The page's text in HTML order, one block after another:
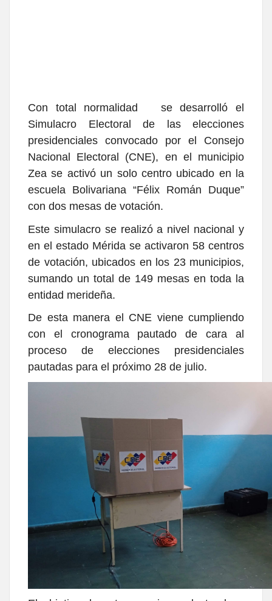
Con total normalidad se desarrolló el
Simulacro Electoral de las elecciones
presidenciales convocado por el Consejo
Nacional Electoral (CNE), en el municipio
Zea se activó un solo centro ubicado en la
escuela Bolivariana “Félix Román Duque”
con dos mesas de votación.
Este simulacro se realizó a nivel nacional y
en el estado Mérida se activaron 58 centros
de votación, ubicados en los 23 municipios,
sumando un total de 149 mesas en toda la
entidad merideña.
De esta manera el CNE viene cumpliendo
con el cronograma pautado de cara al
proceso de elecciones presidenciales
pautadas para el próximo 28 de julio.